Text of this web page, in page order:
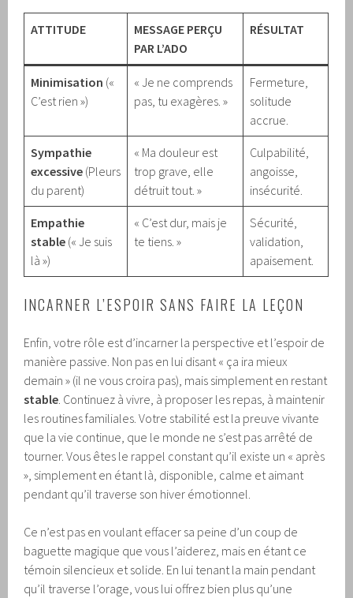
ATTITUDE
MESSAGE PERÇU
PAR L’ADO
RÉSULTAT
Minimisation («
C’est rien »)
« Je ne comprends
pas, tu exagères. »
Fermeture,
solitude
accrue.
Sympathie
excessive (Pleurs
du parent)
« Ma douleur est
trop grave, elle
détruit tout. »
Culpabilité,
angoisse,
insécurité.
Empathie
stable (« Je suis
là »)
« C’est dur, mais je
te tiens. »
Sécurité,
validation,
apaisement.
INCARNER L’ESPOIR SANS FAIRE LA LEÇON
Enfin, votre rôle est d’incarner la perspective et l’espoir de
manière passive. Non pas en lui disant « ça ira mieux
demain » (il ne vous croira pas), mais simplement en restant
stable . Continuez à vivre, à proposer les repas, à maintenir
les routines familiales. Votre stabilité est la preuve vivante
que la vie continue, que le monde ne s’est pas arrêté de
tourner. Vous êtes le rappel constant qu’il existe un « après
», simplement en étant là, disponible, calme et aimant
pendant qu’il traverse son hiver émotionnel.
Ce n’est pas en voulant effacer sa peine d’un coup de
baguette magique que vous l’aiderez, mais en étant ce
témoin silencieux et solide. En lui tenant la main pendant
qu’il traverse l’orage, vous lui offrez bien plus qu’une